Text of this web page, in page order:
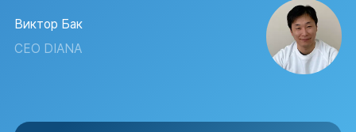
Виктор Бак
CEO DIANA